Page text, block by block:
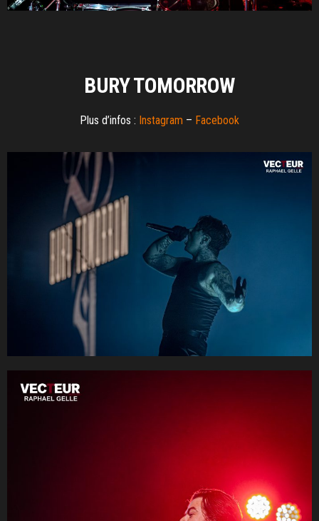
BURY TOMORROW
Plus d’infos : Instagram – Facebook